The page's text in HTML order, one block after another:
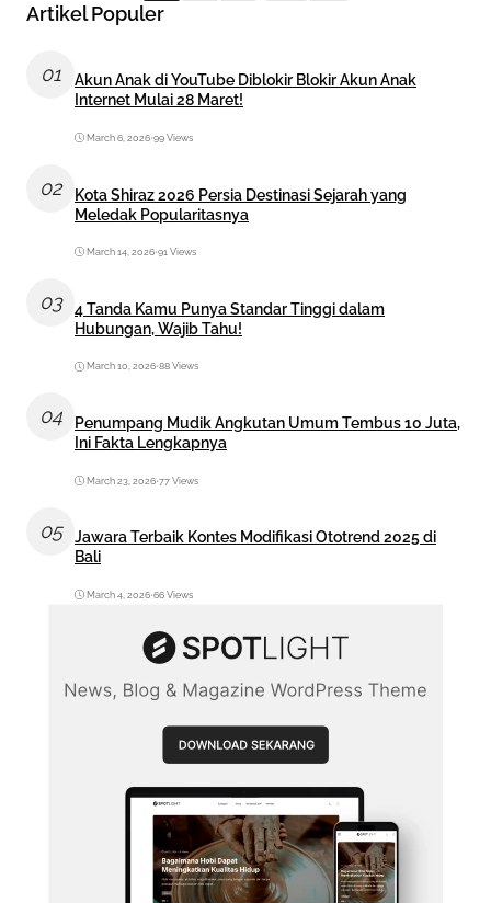
Artikel Populer
01
Akun Anak di YouTube Diblokir Blokir Akun Anak
Internet Mulai 28 Maret!
March 6, 2026•99 Views
02
Kota Shiraz 2026 Persia Destinasi Sejarah yang
Meledak Popularitasnya
March 14, 2026•91 Views
03
4 Tanda Kamu Punya Standar Tinggi dalam
Hubungan, Wajib Tahu!
March 10, 2026•88 Views
04
Penumpang Mudik Angkutan Umum Tembus 10 Juta,
Ini Fakta Lengkapnya
March 23, 2026•77 Views
05
Jawara Terbaik Kontes Modifikasi Ototrend 2025 di
Bali
March 4, 2026•66 Views